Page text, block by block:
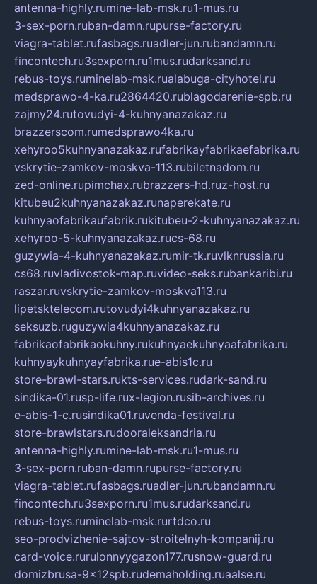
antenna-highly.rumine-lab-msk.ru1-mus.ru
3-sex-porn.ruban-damn.rupurse-factory.ru
viagra-tablet.rufasbags.ruadler-jun.rubandamn.ru
fincontech.ru3sexporn.ru1mus.rudarksand.ru
rebus-toys.ruminelab-msk.rualabuga-cityhotel.ru
medsprawo-4-ka.ru2864420.rublagodarenie-spb.ru
zajmy24.rutovudyi-4-kuhnyanazakaz.ru
brazzerscom.rumedsprawo4ka.ru
xehyroo5kuhnyanazakaz.rufabrikayfabrikaefabrika.ru
vskrytie-zamkov-moskva-113.rubiletnadom.ru
zed-online.rupimchax.rubrazzers-hd.ruz-host.ru
kitubeu2kuhnyanazakaz.runaperekate.ru
kuhnyaofabrikaufabrik.rukitubeu-2-kuhnyanazakaz.ru
xehyroo-5-kuhnyanazakaz.rucs-68.ru
guzywia-4-kuhnyanazakaz.rumir-tk.ruvlknrussia.ru
cs68.ruvladivostok-map.ruvideo-seks.rubankaribi.ru
raszar.ruvskrytie-zamkov-moskva113.ru
lipetsktelecom.rutovudyi4kuhnyanazakaz.ru
seksuzb.ruguzywia4kuhnyanazakaz.ru
fabrikaofabrikaokuhny.rukuhnyaekuhnyaafabrika.ru
kuhnyaykuhnyayfabrika.rue-abis1c.ru
store-brawl-stars.rukts-services.rudark-sand.ru
sindika-01.rusp-life.rux-legion.rusib-archives.ru
e-abis-1-c.rusindika01.ruvenda-festival.ru
store-brawlstars.rudooraleksandria.ru
antenna-highly.rumine-lab-msk.ru1-mus.ru
3-sex-porn.ruban-damn.rupurse-factory.ru
viagra-tablet.rufasbags.ruadler-jun.rubandamn.ru
fincontech.ru3sexporn.ru1mus.rudarksand.ru
rebus-toys.ruminelab-msk.rurtdco.ru
seo-prodvizhenie-sajtov-stroitelnyh-kompanij.ru
card-voice.rurulonnyygazon177.rusnow-guard.ru
domizbrusa-9x12spb.rudemaholding.ruaalse.ru